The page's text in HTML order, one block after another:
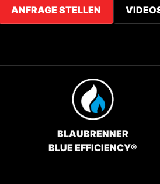
ANFRAGE STELLEN
BLAUBRENNER
BLUE EFFICIENCY®